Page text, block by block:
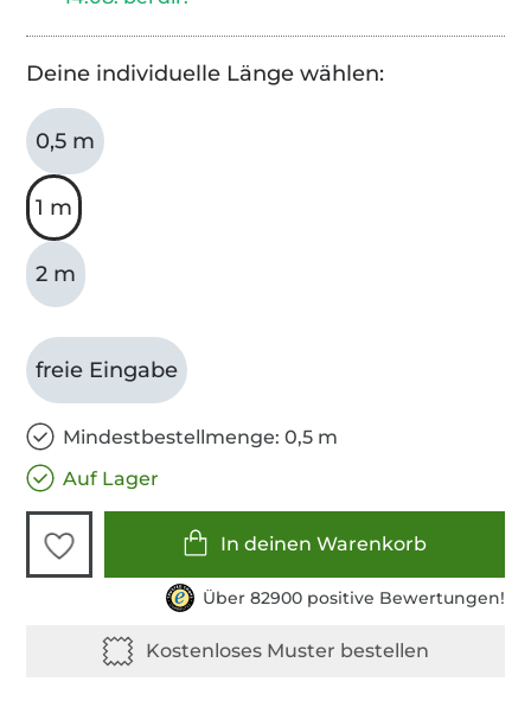
Deine individuelle Länge wählen:
0,5 m
1 m
2 m
freie Eingabe
Mindestbestellmenge: 0,5 m
Auf Lager
In deinen Warenkorb
Über 82900 positive Bewertungen!